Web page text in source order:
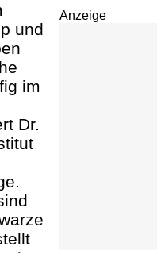
Anzeige
und
im
Dr.